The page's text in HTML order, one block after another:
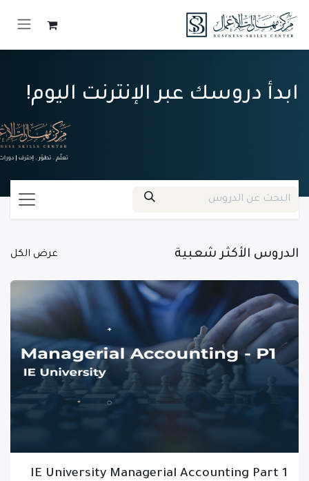
ابدأ دروسك عبر الإنترنت اليوم!
عرض الكل الدروس الأكثر شعبية
IE University Managerial Accounting Part 1